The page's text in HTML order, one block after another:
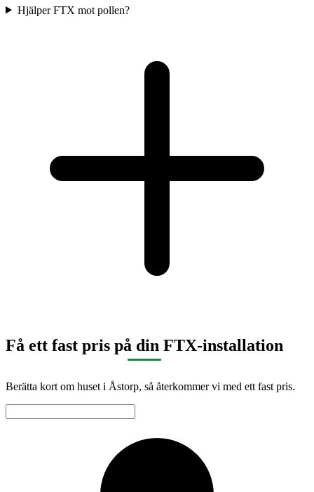
Hjälper FTX mot pollen?
Få ett fast pris på din FTX-installation
Berätta kort om huset i Åstorp, så återkommer vi med ett fast pris.